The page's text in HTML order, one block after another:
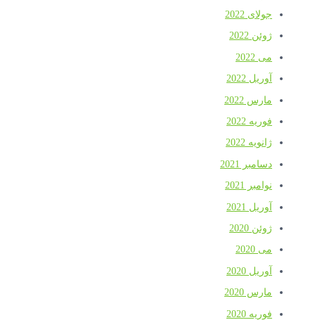
جولای 2022
ژوئن 2022
می 2022
آوریل 2022
مارس 2022
فوریه 2022
ژانویه 2022
دسامبر 2021
نوامبر 2021
آوریل 2021
ژوئن 2020
می 2020
آوریل 2020
مارس 2020
فوریه 2020